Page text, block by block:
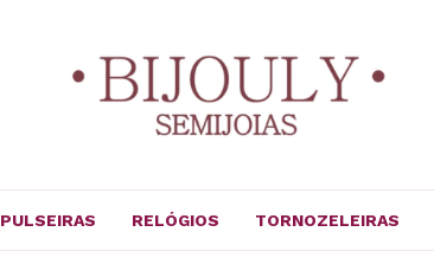
PULSEIRAS RELÓGIOS TORNOZELEIRAS